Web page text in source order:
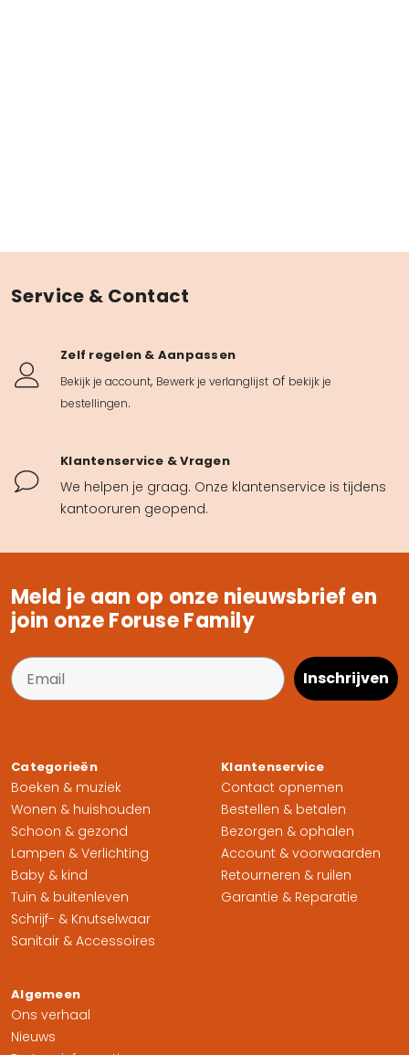
Service & Contact
Zelf regelen & Aanpassen
Bekijk je account, Bewerk je verlanglijst of bekijk je
bestellingen.
Klantenservice & Vragen
We helpen je graag. Onze klantenservice is tijdens
kantooruren geopend.
Meld je aan op onze nieuwsbrief en
join onze Foruse Family
Inschrijven
Categorieën
Boeken & muziek
Wonen & huishouden
Schoon & gezond
Lampen & Verlichting
Baby & kind
Tuin & buitenleven
Schrijf- & Knutselwaar
Sanitair & Accessoires
Klantenservice
Contact opnemen
Bestellen & betalen
Bezorgen & ophalen
Account & voorwaarden
Retourneren & ruilen
Garantie & Reparatie
Algemeen
Ons verhaal
Nieuws